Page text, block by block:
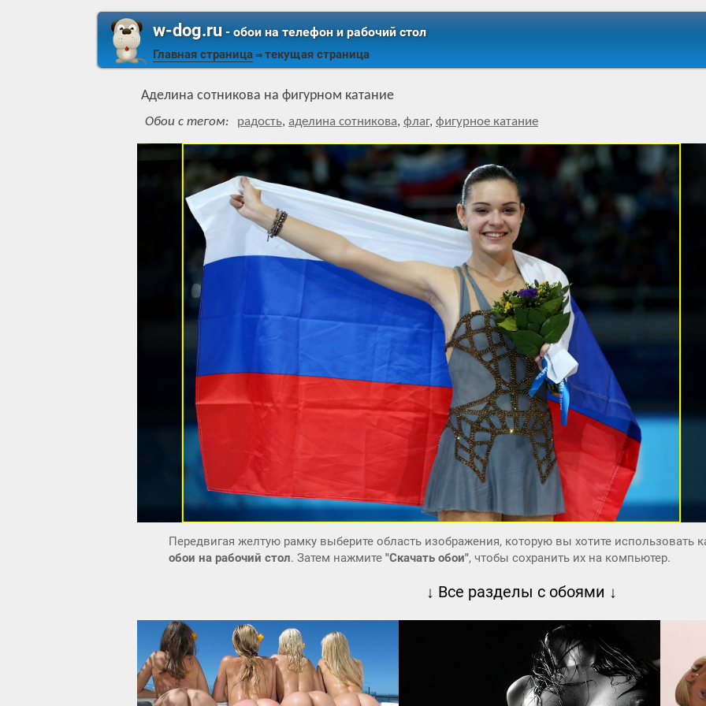
w-dog.ru- обои на телефон и рабочий стол
Главная страница ⇒ текущая страница
Аделина сотникова на фигурном катание
Обои с тегом: радость, аделина сотникова, флаг, фигурное катание
Передвигая желтую рамку выберите область изображения, которую вы хотите использовать
обои на рабочий стол. Затем нажмите "Скачать обои", чтобы сохранить их на компьютер.
↓ Все разделы с обоями ↓